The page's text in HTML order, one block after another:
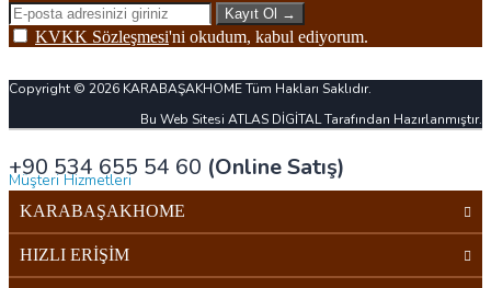
Kayıt Ol →
KVKK Sözleşmesi'ni okudum, kabul ediyorum.
Copyright © 2026 KARABAŞAKHOME Tüm Hakları Saklıdır.
Bu Web Sitesi ATLAS DİGİTAL Tarafından Hazırlanmıştır.
+90 534 655 54 60 (Online Satış)
Müşteri Hizmetleri
KARABAŞAKHOME
HIZLI ERİŞİM